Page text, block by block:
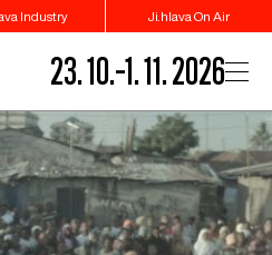
Industry Ji.hlava On Air
23. 10.–1. 11. 2026